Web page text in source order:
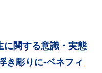
に関する意識・実態
き彫りに-ベネフィ